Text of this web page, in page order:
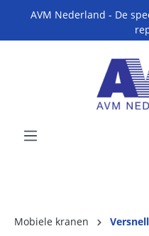
AVM Nederland - De
Mobiele kranen